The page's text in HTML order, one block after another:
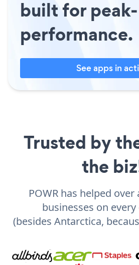
built for peak-
performance.
See apps in
Trusted by
the
POWR has helped
businesses on
(besides Antarctica,